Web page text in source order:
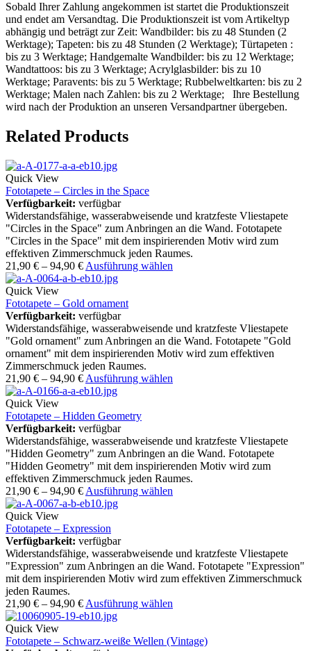
Sobald Ihrer Zahlung angekommen ist startet die Produktionszeit
und endet am Versandtag. Die Produktionszeit ist vom Artikeltyp
abhängig und beträgt zur Zeit: Wandbilder: bis zu 48 Stunden (2
Werktage); Tapeten: bis zu 48 Stunden (2 Werktage); Türtapeten :
bis zu 3 Werktage; Handgemalte Wandbilder: bis zu 12 Werktage;
Wandtattoos: bis zu 3 Werktage; Acrylglasbilder: bis zu 10
Werktage; Paravents: bis zu 5 Werktage; Rubbelweltkarten: bis zu 2
Werktage; Malen nach Zahlen: bis zu 2 Werktage; Ihre Bestellung
wird nach der Produktion an unseren Versandpartner übergeben.
Related Products
Quick View
Fototapete – Circles in the Space
Verfügbarkeit: verfügbar
Widerstandsfähige, wasserabweisende und kratzfeste Vliestapete
"Circles in the Space" zum Anbringen an die Wand. Fototapete
"Circles in the Space" mit dem inspirierenden Motiv wird zum
effektiven Zimmerschmuck jeden Raumes.
21,90 € – 94,90 € Ausführung wählen
Quick View
Fototapete – Gold ornament
Verfügbarkeit: verfügbar
Widerstandsfähige, wasserabweisende und kratzfeste Vliestapete
"Gold ornament" zum Anbringen an die Wand. Fototapete "Gold
ornament" mit dem inspirierenden Motiv wird zum effektiven
Zimmerschmuck jeden Raumes.
21,90 € – 94,90 € Ausführung wählen
Quick View
Fototapete – Hidden Geometry
Verfügbarkeit: verfügbar
Widerstandsfähige, wasserabweisende und kratzfeste Vliestapete
"Hidden Geometry" zum Anbringen an die Wand. Fototapete
"Hidden Geometry" mit dem inspirierenden Motiv wird zum
effektiven Zimmerschmuck jeden Raumes.
21,90 € – 94,90 € Ausführung wählen
Quick View
Fototapete – Expression
Verfügbarkeit: verfügbar
Widerstandsfähige, wasserabweisende und kratzfeste Vliestapete
"Expression" zum Anbringen an die Wand. Fototapete "Expression"
mit dem inspirierenden Motiv wird zum effektiven Zimmerschmuck
jeden Raumes.
21,90 € – 94,90 € Ausführung wählen
Quick View
Fototapete – Schwarz-weiße Wellen (Vintage)